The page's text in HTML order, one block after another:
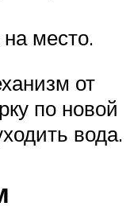
на место.
от
по новой
вода.